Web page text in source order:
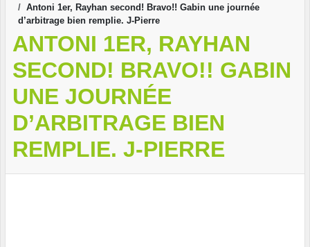
Antoni 1er, Rayhan second! Bravo!! Gabin une journée
d’arbitrage bien remplie. J-Pierre
ANTONI 1ER, RAYHAN
SECOND! BRAVO!! GABIN
UNE JOURNÉE
D’ARBITRAGE BIEN
REMPLIE. J-PIERRE